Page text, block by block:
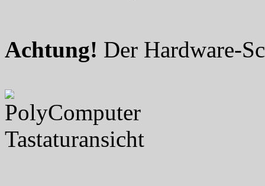
Achtung! Der Hardware-